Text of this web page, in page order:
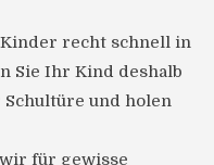
recht schnell in
Sie Ihr Kind deshalb
und holen
für gewisse